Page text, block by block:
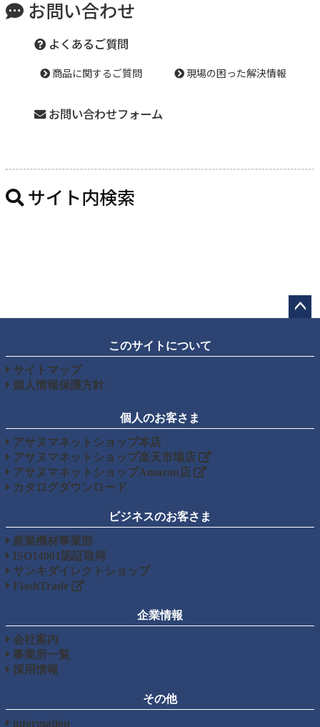
お問い合わせ
よくあるご質問
商品に関するご質問 現場の困った解決情報
お問い合わせフォーム
サイト内検索
ップ
このサイトについて
サイトマップ
個人情報保護方針
個人のお客さま
アサヌマネットショップ本店
アサヌマネットショップ楽天市場店
アサヌマネットショップAmazon店
カタログダウンロード
ビジネスのお客さま
産業機材事業部
ISO14001認証取得
サンキダイレクトショップ
FlashTrade
企業情報
会社案内
事業所一覧
採用情報
その他
information